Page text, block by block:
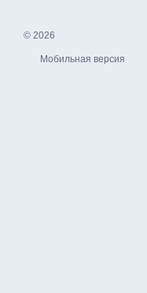
© 2026
Мобильная версия